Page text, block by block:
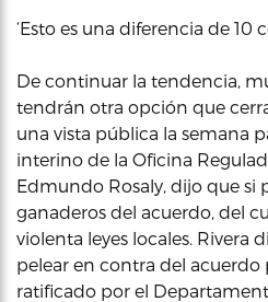
‘Esto es una diferencia de 10
De continuar la tendencia,
tendrán otra opción que
una vista pública la semana
interino de la Oficina
Edmundo Rosaly, dijo que si
ganaderos del acuerdo, del
violenta leyes locales. Rivera
pelear en contra del acuerdo
ratificado por el